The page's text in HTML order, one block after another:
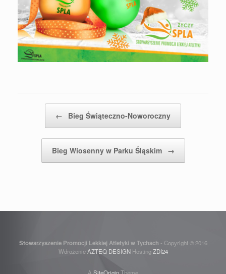
← Bieg Świąteczno-Noworoczny
Bieg Wiosenny w Parku Śląskim →
Stowarzyszenie Promocji Lekkiej Atletyki w Tychach - Copyright © 2016
WdrożenieAZTEQ DESIGNHostingZDI24